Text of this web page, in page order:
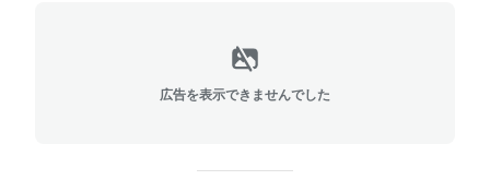
広告を表示できませんでした